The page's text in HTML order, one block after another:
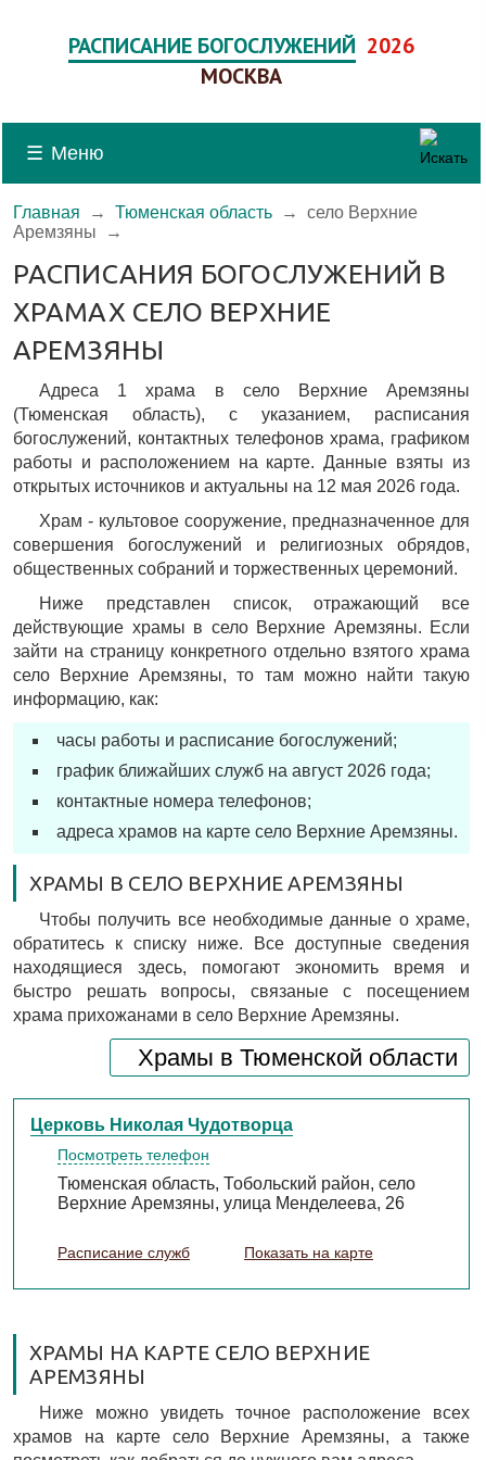
РАСПИСАНИЕ БОГОСЛУЖЕНИЙ 2026
МОСКВА
☰ Меню
Главная → Тюменская область →
село Верхние
Аремзяны →
РАСПИСАНИЯ БОГОСЛУЖЕНИЙ В
ХРАМАХ СЕЛО ВЕРХНИЕ
АРЕМЗЯНЫ
Адреса 1 храма в село Верхние Аремзяны
(Тюменская область), c указанием, расписания
богослужений, контактных телефонов храма, графиком
работы и расположением на карте. Данные взяты из
открытых источников и актуальны на 12 мая 2026 года.
Храм - культовое сооружение, предназначенное для
совершения богослужений и религиозных обрядов,
общественных собраний и торжественных церемоний.
Ниже представлен список, отражающий все
действующие храмы в село Верхние Аремзяны. Если
зайти на страницу конкретного отдельно взятого храма
село Верхние Аремзяны, то там можно найти такую
информацию, как:
часы работы и расписание богослужений;
график ближайших служб на август 2026 года;
контактные номера телефонов;
адреса храмов на карте село Верхние Аремзяны.
ХРАМЫ В СЕЛО ВЕРХНИЕ АРЕМЗЯНЫ
Чтобы получить все необходимые данные о храме,
обратитесь к списку ниже. Все доступные сведения
находящиеся здесь, помогают экономить время и
быстро решать вопросы, связаные с посещением
храма прихожанами в село Верхние Аремзяны.
Храмы в Тюменской области
Церковь Николая Чудотворца
Посмотреть телефон
Тюменская область, Тобольский район, село
Верхние Аремзяны, улица Менделеева, 26
Расписание служб Показать на карте
ХРАМЫ НА КАРТЕ СЕЛО ВЕРХНИЕ
АРЕМЗЯНЫ
Ниже можно увидеть точное расположение всех
храмов на карте село Верхние Аремзяны, а также